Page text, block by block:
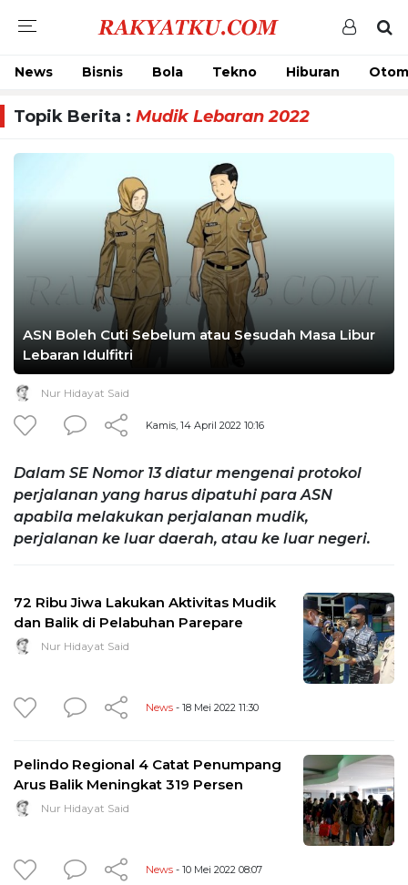
News Bisnis Bola Tekno Hiburan
Topik Berita : Mudik Lebaran 2022
ASN Boleh Cuti Sebelum atau Sesudah Masa Libur
Lebaran Idulfitri
Nur Hidayat Said
Kamis, 14 April 2022 10:16
Dalam SE Nomor 13 diatur mengenai protokol
perjalanan yang harus dipatuhi para ASN
apabila melakukan perjalanan mudik,
perjalanan ke luar daerah, atau ke luar negeri.
72 Ribu Jiwa Lakukan Aktivitas Mudik
dan Balik di Pelabuhan Parepare
Nur Hidayat Said
News - 18 Mei 2022 11:30
Pelindo Regional 4 Catat Penumpang
Arus Balik Meningkat 319 Persen
Nur Hidayat Said
News - 10 Mei 2022 08:07